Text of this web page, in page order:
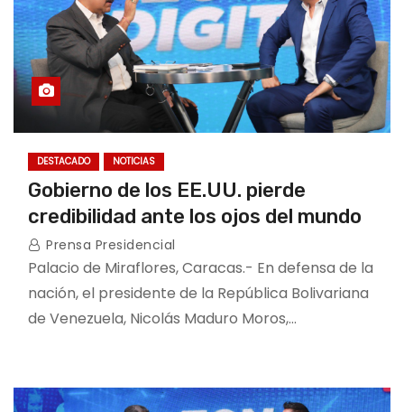
DESTACADO NOTICIAS
Gobierno de los EE.UU. pierde
credibilidad ante los ojos del mundo
Prensa Presidencial
Palacio de Miraflores, Caracas.- En defensa de la
nación, el presidente de la República Bolivariana
de Venezuela, Nicolás Maduro Moros,…